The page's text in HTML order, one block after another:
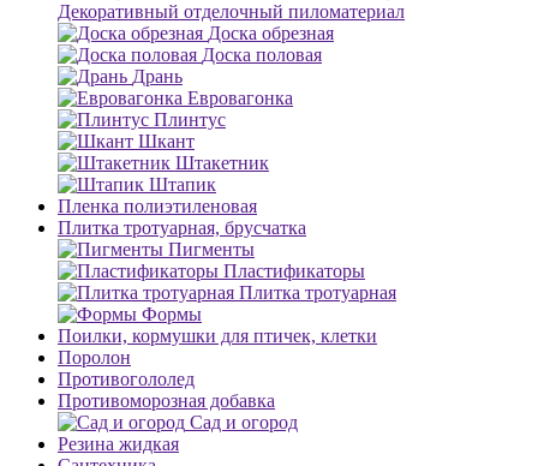
Декоративный отделочный пиломатериал
Доска обрезная
Доска половая
Дрань
Евровагонка
Плинтус
Шкант
Штакетник
Штапик
Пленка полиэтиленовая
Плитка тротуарная, брусчатка
Пигменты
Пластификаторы
Плитка тротуарная
Формы
Поилки, кормушки для птичек, клетки
Поролон
Противогололед
Противоморозная добавка
Сад и огород
Резина жидкая